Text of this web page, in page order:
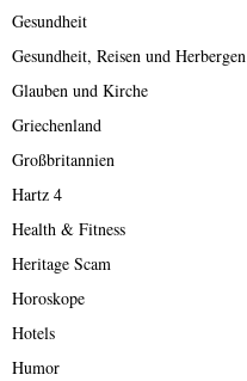
Gesundheit
Gesundheit, Reisen und Herbergen
Glauben und Kirche
Griechenland
Großbritannien
Hartz 4
Health & Fitness
Heritage Scam
Horoskope
Hotels
Humor